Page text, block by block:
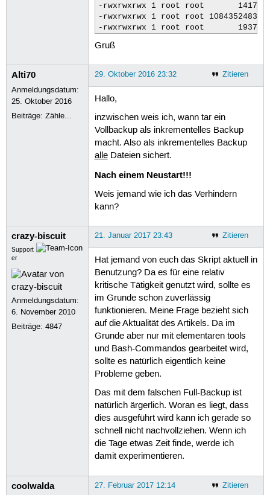
-rwxrwxrwx 1 root root       141752
-rwxrwxrwx 1 root root
Gruß
Alti70
Anmeldungsdatum:
25. Oktober 2016
Beiträge:Zähle...
Zitieren
29. Oktober 2016 23:32
Hallo,
inzwischen weis ich, wann tar ein
Vollbackup als inkrementelles Backup
macht. Also als inkrementelles Backup
alleDateien sichert.
Nach einem Neustart!!!
Weis jemand wie ich das Verhindern
kann?
crazy-biscuit
Support
er
Anmeldungsdatum:
6. November 2010
Beiträge:4847
Zitieren
21. Januar 2017 23:43
Hat jemand von euch das Skript aktuell in
Benutzung? Da es für eine relativ
kritische Tätigkeit genutzt wird, sollte es
im Grunde schon zuverlässig
funktionieren. Meine Frage bezieht sich
auf die Aktualität des Artikels. Da im
Grunde aber nur mit elementaren tools
und Bash-Commandos gearbeitet wird,
sollte es natürlich eigentlich keine
Probleme geben.
Das mit dem falschen Full-Backup ist
natürlich ärgerlich. Woran es liegt, dass
dies ausgeführt wird kann ich gerade so
schnell nicht nachvollziehen. Wenn ich
die Tage etwas Zeit finde, werde ich
damit experimentieren.
coolwalda Zitieren
27. Februar 2017 12:14